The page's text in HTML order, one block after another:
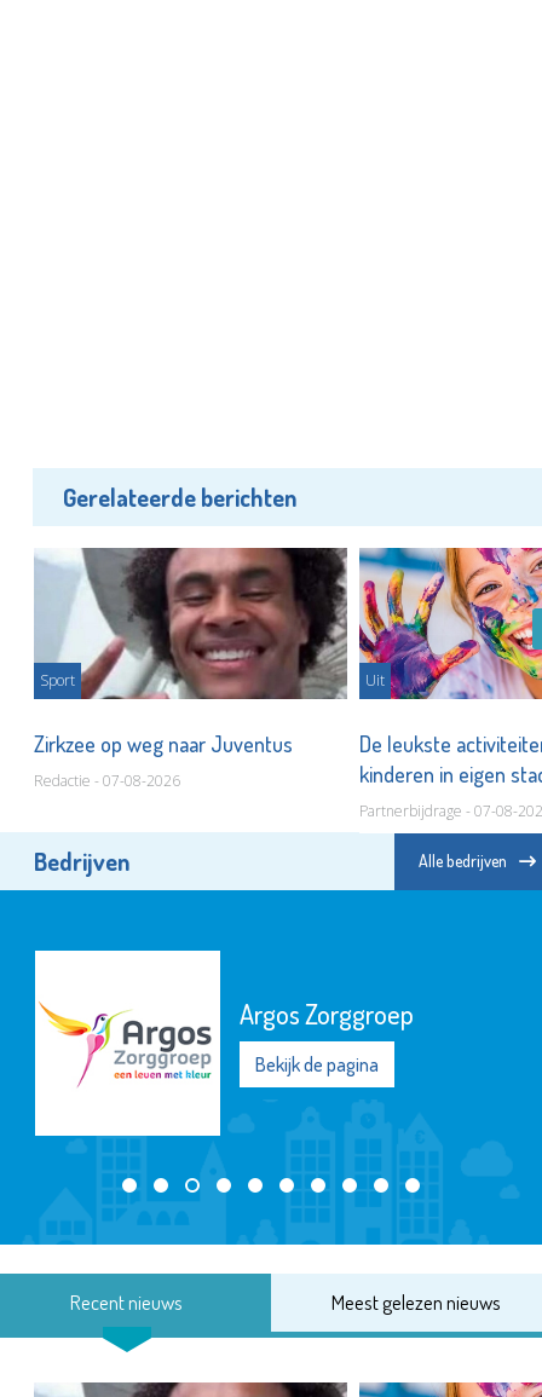
Gerelateerde berichten
Sport
Zirkzee op weg naar Juventus
Redactie - 07-08-2026
Uit
De leukste
kinderen in eigen
Partnerbijdrage - 07-08-
Bedrijven Alle bedrijven
Argos Zorggroep
Bekijk de pagina
Recent nieuws Meest gelezen nieuws